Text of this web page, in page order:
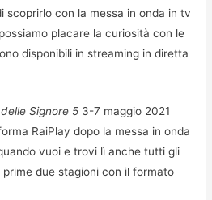
scoprirlo con la messa in onda in tv
placare la curiosità con le
disponibili in streaming in diretta
Signore 5 3-7 maggio 2021
RaiPlay dopo la messa in onda
vuoi e trovi lì anche tutti gli
due stagioni con il formato